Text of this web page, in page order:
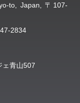
to, Japan, 〒107-
2834
ェ青山507